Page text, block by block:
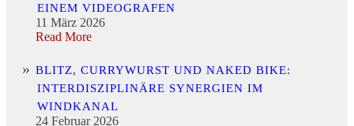
EINEM VIDEOGRAFEN
11 März 2026
Read More
BLITZ, CURRYWURST UND NAKED BIKE:
INTERDISZIPLINÄRE SYNERGIEN IM
WINDKANAL
24 Februar 2026